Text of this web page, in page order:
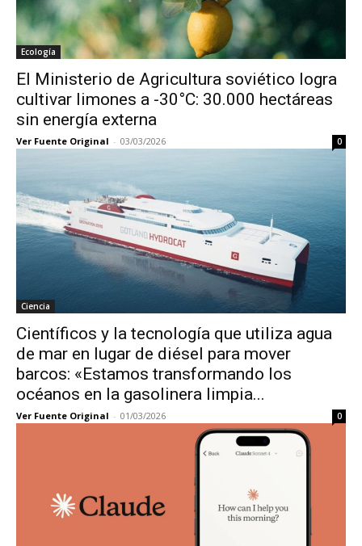
Ecología
El Ministerio de Agricultura soviético logra
cultivar limones a -30°C: 30.000 hectáreas
sin energía externa
Ver Fuente Original - 03/03/2026 0
Ciencia
Científicos y la tecnología que utiliza agua
de mar en lugar de diésel para mover
barcos: «Estamos transformando los
océanos en la gasolinera limpia...
Ver Fuente Original - 01/03/2026 0